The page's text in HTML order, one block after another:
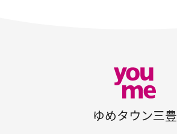
ゆめタウン三豊